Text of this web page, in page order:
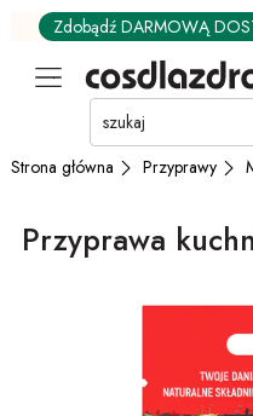
Przejdź
GŁÓWNEJ
ZAWARTOŚCI
MENU
UŻYTKOWNIKA
Zdobądź DARMOWĄ
Strona główna Przyprawy
Przyprawa